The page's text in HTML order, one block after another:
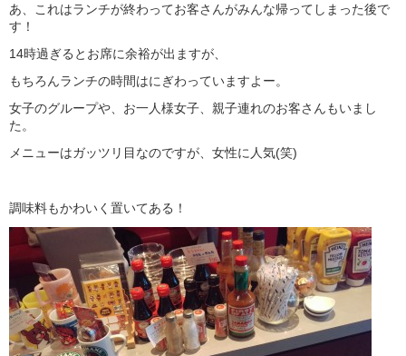
あ、これはランチが終わってお客さんがみんな帰ってしまった後で
す！
14時過ぎるとお席に余裕が出ますが、
もちろんランチの時間はにぎわっていますよー。
女子のグループや、お一人様女子、親子連れのお客さんもいまし
た。
メニューはガッツリ目なのですが、女性に人気(笑)
調味料もかわいく置いてある！